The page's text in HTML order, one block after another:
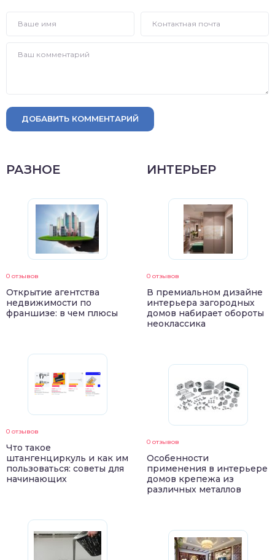
ДОБАВИТЬ КОММЕНТАРИЙ
РАЗНОЕ
0 отзывов
Открытие агентства
недвижимости по
франшизе: в чем плюсы
0 отзывов
Что такое
штангенциркуль и как им
пользоваться: советы для
начинающих
ИНТЕРЬЕР
0 отзывов
В премиальном дизайне
интерьера загородных
домов набирает обороты
неоклассика
0 отзывов
Особенности
применения в интерьере
домов крепежа из
различных металлов